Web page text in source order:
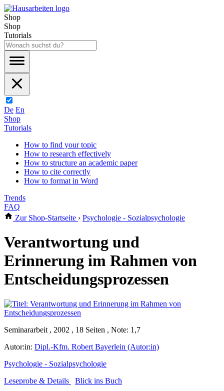
Shop
Shop
Tutorials
De En
Shop
Tutorials
How to find your topic
How to research effectively
How to structure an academic paper
How to cite correctly
How to format in Word
Trends
FAQ
Zur Shop-Startseite › Psychologie - Sozialpsychologie
Verantwortung und
Erinnerung im Rahmen von
Entscheidungsprozessen
Seminararbeit , 2002 , 18 Seiten , Note: 1,7
Autor:in: Dipl.-Kfm. Robert Bayerlein (Autor:in)
Psychologie - Sozialpsychologie
Leseprobe & Details
Blick ins Buch